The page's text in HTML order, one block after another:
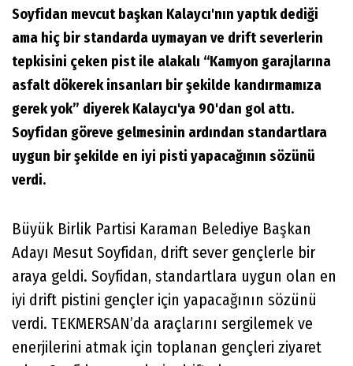
Soyfidan mevcut başkan Kalaycı'nın yaptık dediği
ama hiç bir standarda uymayan ve drift severlerin
tepkisini çeken pist ile alakalı “Kamyon garajlarına
asfalt dökerek insanları bir şekilde kandırmamıza
gerek yok” diyerek Kalaycı'ya 90'dan gol attı.
Soyfidan göreve gelmesinin ardından standartlara
uygun bir şekilde en iyi pisti yapacağının sözünü
verdi.
Büyük Birlik Partisi Karaman Belediye Başkan
Adayı Mesut Soyfidan, drift sever gençlerle bir
araya geldi. Soyfidan, standartlara uygun olan en
iyi drift pistini gençler için yapacağının sözünü
verdi. TEKMERSAN’da araçlarını sergilemek ve
enerjilerini atmak için toplanan gençleri ziyaret